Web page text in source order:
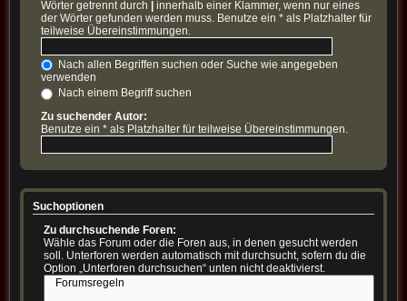
Wörter getrennt durch
innerhalb einer Klammer, wenn nur eines
der Wörter gefunden werden muss. Benutze ein * als Platzhalter für
teilweise Übereinstimmungen.
Nach allen Begriffen suchen oder Suche wie angegeben
verwenden
Nach einem Begriff suchen
Zu suchender Autor:
Benutze ein * als Platzhalter für teilweise Übereinstimmungen.
Suchoptionen
Zu durchsuchende Foren:
Wähle das Forum oder die Foren aus, in denen gesucht werden
soll. Unterforen werden automatisch mit durchsucht, sofern du die
Option „Unterforen durchsuchen“ unten nicht deaktivierst.